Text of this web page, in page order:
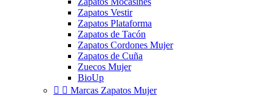
Zapatos Vestir
Zapatos Plataforma
Zapatos de Tacón
Zapatos Cordones Mujer
Zapatos de Cuña
Zuecos Mujer
BioUp
  Marcas Zapatos Mujer